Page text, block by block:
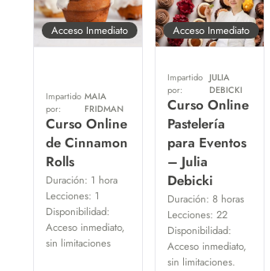
Acceso Inmediato
Impartido
por:
MAIA
FRIDMAN
Curso Online
de Cinnamon
Rolls
Duración: 1 hora
Lecciones: 1
Disponibilidad:
Acceso inmediato,
sin limitaciones
Acceso Inmediato
Impartido
por:
JULIA
DEBICKI
Curso Online
Pastelería
para Eventos
– Julia
Debicki
Duración: 8 horas
Lecciones: 22
Disponibilidad:
Acceso inmediato,
sin limitaciones.